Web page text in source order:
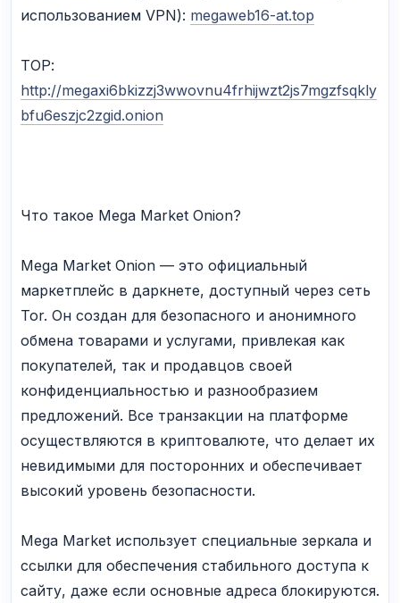
использованием VPN): megaweb16-at.top
ТОР:
http://megaxi6bkizzj3wwovnu4frhijwzt2js7mgzfsqkly
bfu6eszjc2zgid.onion
Что такое Mega Market Onion?
Mega Market Onion — это официальный
маркетплейс в даркнете, доступный через сеть
Tor. Он создан для безопасного и анонимного
обмена товарами и услугами, привлекая как
покупателей, так и продавцов своей
конфиденциальностью и разнообразием
предложений. Все транзакции на платформе
осуществляются в криптовалюте, что делает их
невидимыми для посторонних и обеспечивает
высокий уровень безопасности.
Mega Market использует специальные зеркала и
ссылки для обеспечения стабильного доступа к
сайту, даже если основные адреса блокируются.